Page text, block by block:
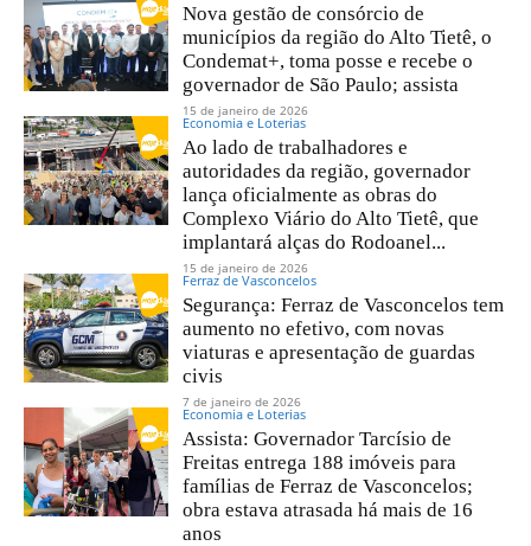
Nova gestão de consórcio de
municípios da região do Alto Tietê, o
Condemat+, toma posse e recebe o
governador de São Paulo; assista
15 de janeiro de 2026
Economia e Loterias
Ao lado de trabalhadores e
autoridades da região, governador
lança oficialmente as obras do
Complexo Viário do Alto Tietê, que
implantará alças do Rodoanel...
15 de janeiro de 2026
Ferraz de Vasconcelos
Segurança: Ferraz de Vasconcelos tem
aumento no efetivo, com novas
viaturas e apresentação de guardas
civis
7 de janeiro de 2026
Economia e Loterias
Assista: Governador Tarcísio de
Freitas entrega 188 imóveis para
famílias de Ferraz de Vasconcelos;
obra estava atrasada há mais de 16
anos